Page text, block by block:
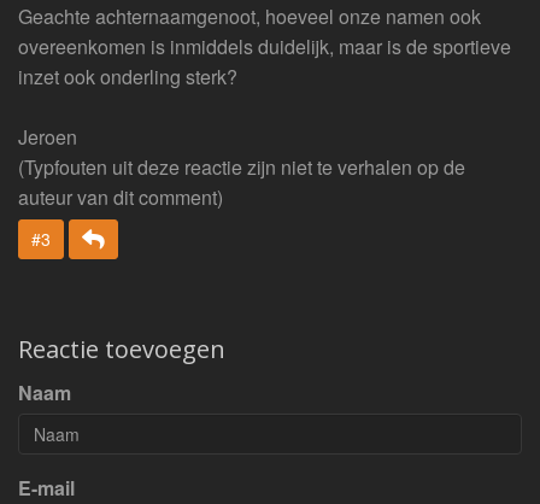
Geachte achternaamgenoot, hoeveel onze namen ook
overeenkomen is inmiddels duidelijk, maar is de sportieve
inzet ook onderling sterk?
Jeroen
(Typfouten uit deze reactie zijn niet te verhalen op de
auteur van dit comment)
#3 Beantwoorden
Reactie toevoegen
Naam
E-mail